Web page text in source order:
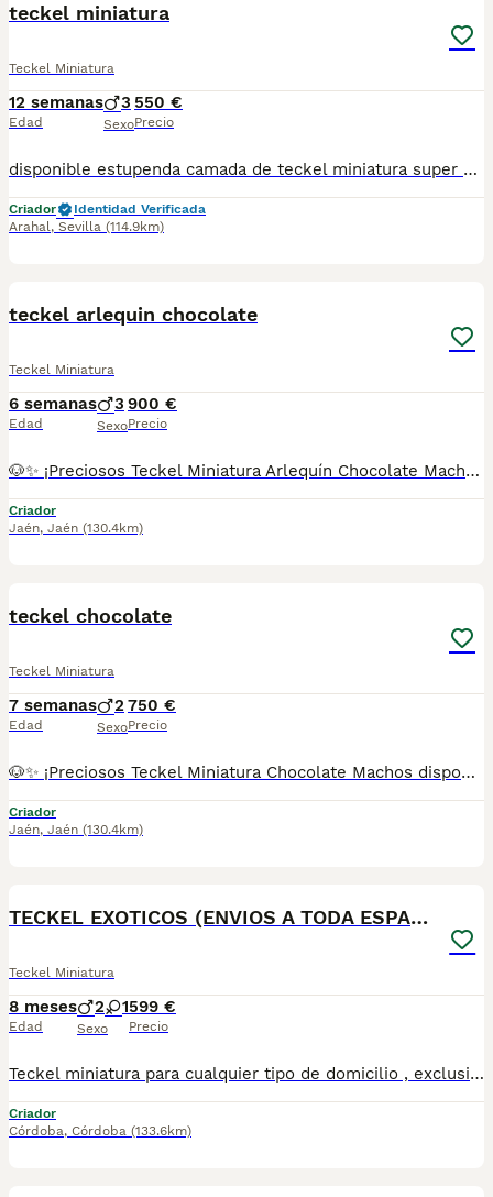
teckel miniatura
Teckel Miniatura
12 semanas
Edad
3
Sexo
550 €
Precio
disponible estupenda camada de teckel miniatura super pequeño y super bonitos con una estructura impresionante estan vacunados desparasitado y con la cartilla del veterinario hacemos envio a toda españa con posibilidad de contrarembolso cachorros criado en ambiente familiar
Criador
Identidad Verificada
Arahal, Sevilla (114.9km)
teckel arlequin chocolate
Teckel Miniatura
6 semanas
Edad
3
Sexo
900 €
Precio
🐶✨ ¡Preciosos Teckel Miniatura Arlequín Chocolate Machos disponibles! ✨🐶 Buscan una familia responsable y cariñosa. Son cachorros de Teckel Miniatura Arlequín Chocolate, criados con todas las garantías. ✔ Se entregan con: * Vacunas correspondientes a su edad. * Desparasitaciones al día. * Cartilla veterinaria. * Contrato de garantía. * Procedentes de centro canino autorizado con núcleo zoológico en Jaén. 📍 Centro canino en Jaén. 📞 Más información y reservas: 678 16 74 99. ¡No dejes pasar la oportunidad de llevarte a casa un compañero único y lleno de amor! 🤎🐾
Criador
Jaén, Jaén (130.4km)
teckel chocolate
Teckel Miniatura
7 semanas
Edad
2
Sexo
750 €
Precio
🐶✨ ¡Preciosos Teckel Miniatura Chocolate Machos disponibles! ✨🐶 Buscan una familia responsable y cariñosa. Son cachorros de Teckel Miniatura de color chocolate, criados con todas las garantías. ✔ Se entregan con: * Vacunas correspondientes a su edad. * Desparasitaciones al día. * Cartilla veterinaria. * Contrato de garantía. * Procedentes de centro canino autorizado con núcleo zoológico en Jaén. 📍 Centro canino en Jaén. 📞 Más información y reservas: 678 16 74 99. ¡No dejes pasar la oportunidad de llevarte a casa un compañero único y lleno de amor! ❤️🐾
Criador
Jaén, Jaén (130.4km)
TECKEL EXOTICOS (ENVIOS A TODA ESPAÑA)
Teckel Miniatura
8 meses
Edad
2 1
Sexo
599 €
Precio
Teckel miniatura para cualquier tipo de domicilio , exclusivamente a personas que busquen un miembro mas de la familia , los cachorros se encuentran socializados y libres de cualquier tipo de enfermedad virica y congenita , son una autentica monada , tenemos disponibles machos y hembras , hacemos entregas a toda España personalmente 670864332
Criador
Córdoba, Córdoba (133.6km)